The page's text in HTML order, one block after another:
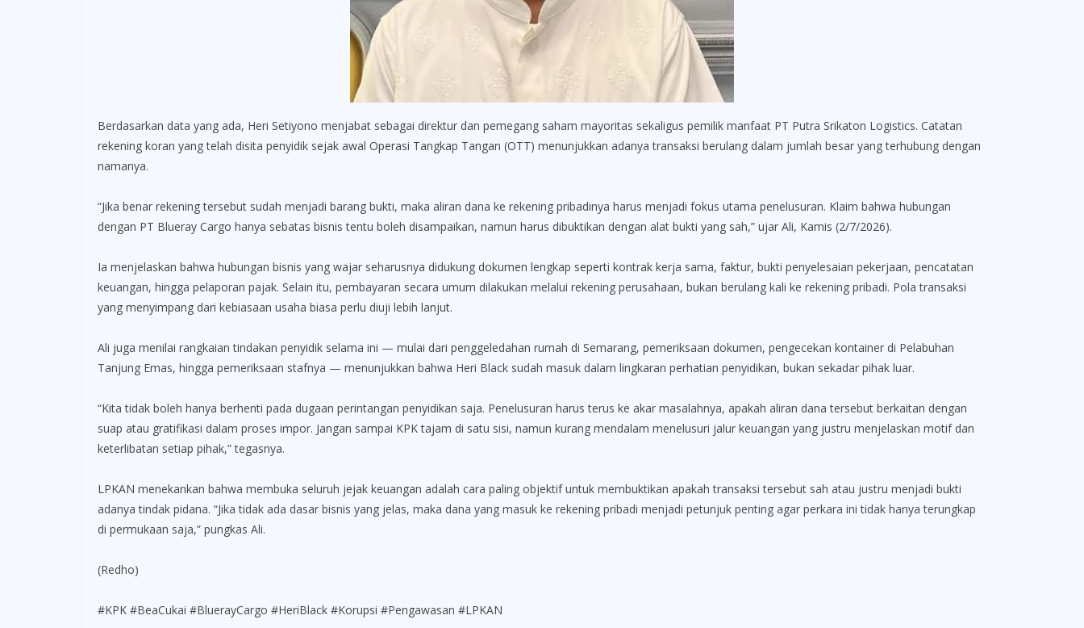
Berdasarkan data yang ada, Heri Setiyono menjabat sebagai direktur dan pemegang saham mayoritas sekaligus pemilik manfaat PT Putra Srikaton Logistics. Catatan
rekening koran yang telah disita penyidik sejak awal Operasi Tangkap Tangan (OTT) menunjukkan adanya transaksi berulang dalam jumlah besar yang terhubung dengan
namanya.
“Jika benar rekening tersebut sudah menjadi barang bukti, maka aliran dana ke rekening pribadinya harus menjadi fokus utama penelusuran. Klaim bahwa hubungan
dengan PT Blueray Cargo hanya sebatas bisnis tentu boleh disampaikan, namun harus dibuktikan dengan alat bukti yang sah,” ujar Ali, Kamis (2/7/2026).
Ia menjelaskan bahwa hubungan bisnis yang wajar seharusnya didukung dokumen lengkap seperti kontrak kerja sama, faktur, bukti penyelesaian pekerjaan, pencatatan
keuangan, hingga pelaporan pajak. Selain itu, pembayaran secara umum dilakukan melalui rekening perusahaan, bukan berulang kali ke rekening pribadi. Pola transaksi
yang menyimpang dari kebiasaan usaha biasa perlu diuji lebih lanjut.
Ali juga menilai rangkaian tindakan penyidik selama ini — mulai dari penggeledahan rumah di Semarang, pemeriksaan dokumen, pengecekan kontainer di Pelabuhan
Tanjung Emas, hingga pemeriksaan stafnya — menunjukkan bahwa Heri Black sudah masuk dalam lingkaran perhatian penyidikan, bukan sekadar pihak luar.
“Kita tidak boleh hanya berhenti pada dugaan perintangan penyidikan saja. Penelusuran harus terus ke akar masalahnya, apakah aliran dana tersebut berkaitan dengan
suap atau gratifikasi dalam proses impor. Jangan sampai KPK tajam di satu sisi, namun kurang mendalam menelusuri jalur keuangan yang justru menjelaskan motif dan
keterlibatan setiap pihak,” tegasnya.
LPKAN menekankan bahwa membuka seluruh jejak keuangan adalah cara paling objektif untuk membuktikan apakah transaksi tersebut sah atau justru menjadi bukti
adanya tindak pidana. “Jika tidak ada dasar bisnis yang jelas, maka dana yang masuk ke rekening pribadi menjadi petunjuk penting agar perkara ini tidak hanya terungkap
di permukaan saja,” pungkas Ali.
(Redho)
#KPK #BeaCukai #BluerayCargo #HeriBlack #Korupsi #Pengawasan #LPKAN